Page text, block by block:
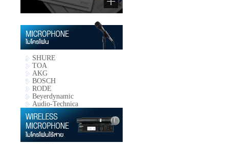
SHURE
TOA
AKG
BOSCH
RODE
Beyerdynamic
Audio-Technica